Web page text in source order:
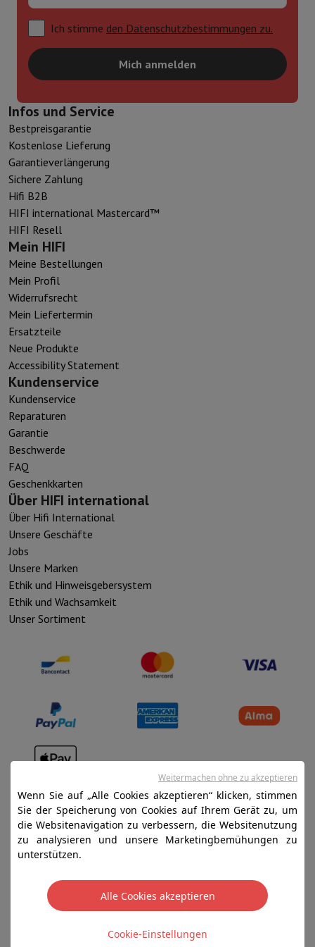
Ich stimme den Datenschutzbestimmungen zu.
Mich anmelden
Infos und Service
Bestpreisgarantie
Kostenlose Lieferung
Garantieverlängerung
Sichere Zahlung
Hifi B2B
HIFI international Mastercard™
HIFI Resell
Mein HIFI
Meine Bestellungen
Mein Profil
Widerrufsrecht
Mein Liefertermin
Ersatzteile
Neue Produkte
Accessibility Statement
Kundenservice
Kundenservice
Reparaturen
Garantie
Beschwerde
FAQ
Geschenkkarten
Über HIFI international
Über Hifi International
Unsere Geschäfte
Jobs
Unsere Marken
Ethik und Hinweisgebersystem
Ethik und Wachsamkeit
Unser Sortiment
Verkaufsbedingungen
Datenschutz
Disclaimer
SA HIFI international - 2 Rue Läiteschbaach, 5324
Contern, G-D de Luxembourg - 00 128 297/101
TVA LU 190.388.17
Wenn Sie auf „Alle Cookies akzeptieren“ klicken, stimmen
Sie der Speicherung von Cookies auf Ihrem Gerät zu, um
die Websitenavigation zu verbessern, die Websitenutzung
zu analysieren und unsere Marketingbemühungen zu
unterstützen.
Alle Cookies akzeptieren
Cookie-Einstellungen
Weitermachen ohne zu akzeptieren